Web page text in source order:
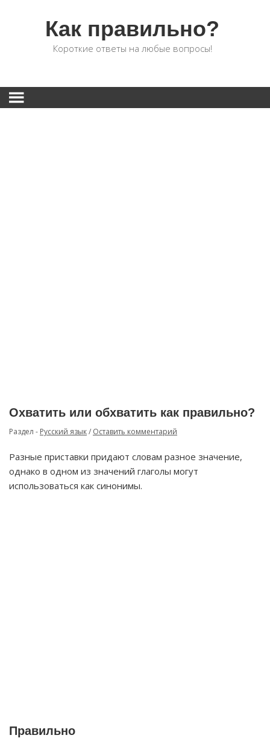
Как правильно?
Короткие ответы на любые вопросы!
Охватить или обхватить как правильно?
Раздел - Русский язык/ Оставить комментарий
Разные приставки придают словам разное значение,
однако в одном из значений глаголы могут
использоваться как синонимы.
Правильно